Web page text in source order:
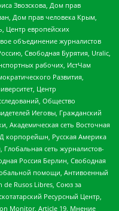
Звозскова, Дом прав
Дом прав человека Крым,
Центр европейских
объединение журналистов
Свободная Бурятия, Uralic,
рабочих, ИстЧам
Развития,
Центр
Общество
Иеговы, Гражданский
Академическая сеть Восточная
корпорейшн, Русская Америка
сеть журналистов-
Россия Берлин, Свободная
помощи, Антивоенный
de Rusos Libres, Союз за
Ресурсный Центр,
Monitor, Article 19, Мнение